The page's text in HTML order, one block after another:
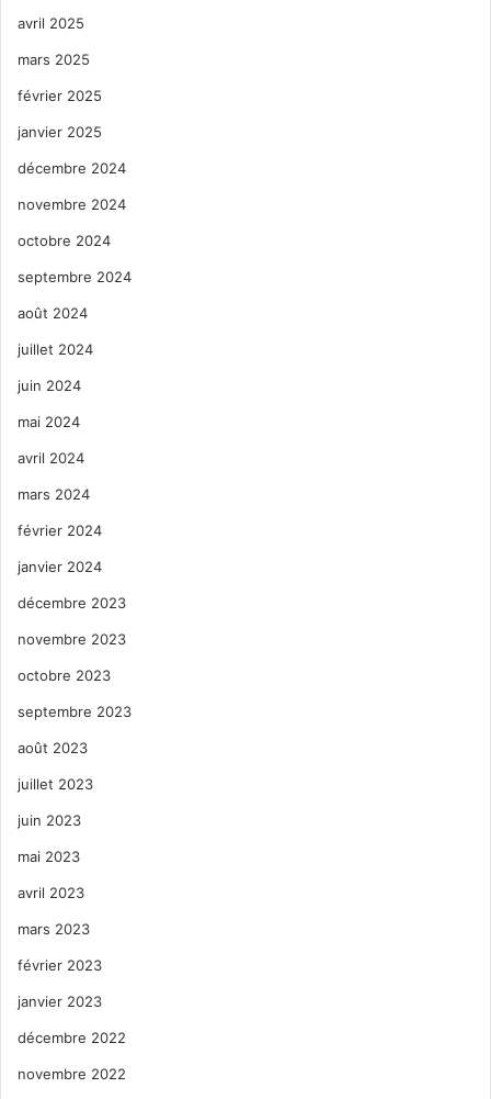
avril 2025
mars 2025
février 2025
janvier 2025
décembre 2024
novembre 2024
octobre 2024
septembre 2024
août 2024
juillet 2024
juin 2024
mai 2024
avril 2024
mars 2024
février 2024
janvier 2024
décembre 2023
novembre 2023
octobre 2023
septembre 2023
août 2023
juillet 2023
juin 2023
mai 2023
avril 2023
mars 2023
février 2023
janvier 2023
décembre 2022
novembre 2022